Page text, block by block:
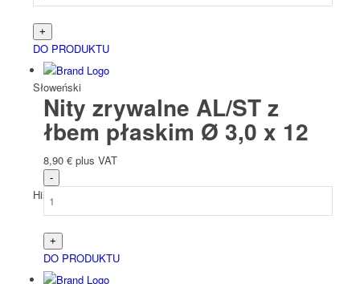
Słoweński
Hiszpański
DO PRODUKTU
Nity zrywalne AL/ST z
łbem płaskim Ø 3,0 x 12
8,90 € plus VAT
DO PRODUKTU